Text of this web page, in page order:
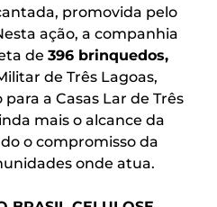
promovida pelo
ação, a companhia
de 396 brinquedos,
de Três Lagoas,
a Casas Lar de Três
mais o alcance da
o compromisso da
onde atua.